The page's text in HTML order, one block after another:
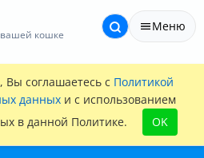
вашей кошке
Меню
соглашаетесь с Политикой
данных и с использованием
в данной Политике.
OK